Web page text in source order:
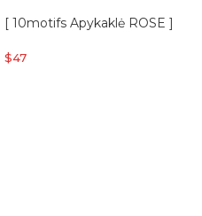
[ 10motifs Apykaklė ROSE ]
$47